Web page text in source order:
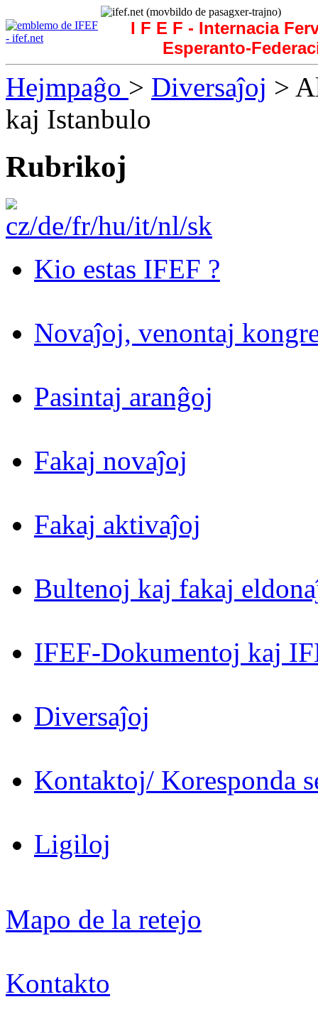
I F E F - Internacia
Esperanto-
Hejmpaĝo > Diversaĵoj >
kaj Istanbulo
Rubrikoj
Kio estas IFEF ?
Novaĵoj, venontaj
Pasintaj aranĝoj
Fakaj novaĵoj
Fakaj aktivaĵoj
Bultenoj kaj fakaj
IFEF-Dokumentoj kaj
Diversaĵoj
Kontaktoj/ Koresponda
Ligiloj
Mapo de la retejo
Kontakto